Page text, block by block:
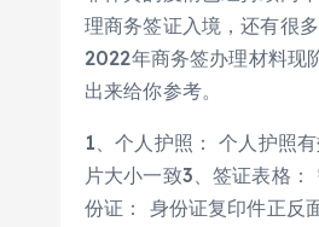
理商务签证入境，还有很
2022年商务签办理材料现
出来给你参考。
1、个人护照： 个人护照
片大小一致3、签证表格
份证： 身份证复印件正反